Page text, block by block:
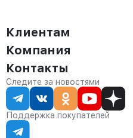
Клиентам
Доставка
Оплата
Сервис
Статус заказа
Статьи
Компания
О компании
Контакты
Партнёрам
Контакты
Отдел продаж:
8 (800) 234-22-62
corp@anvikor.ru
Ежедневно, с 7:00-19:00 (МСК)
Отдел рекламации:
Следите за новостями
Поддержка покупателей